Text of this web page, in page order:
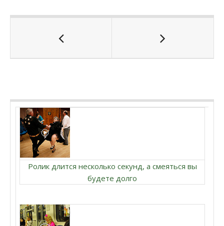
Ролик длится несколько секунд, а смеяться вы
будете долго